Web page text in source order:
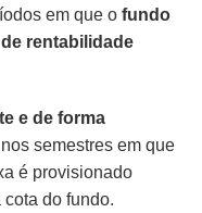
em que ofundo
rentabilidade
e de forma
semestres em que
é provisionado
do fundo.